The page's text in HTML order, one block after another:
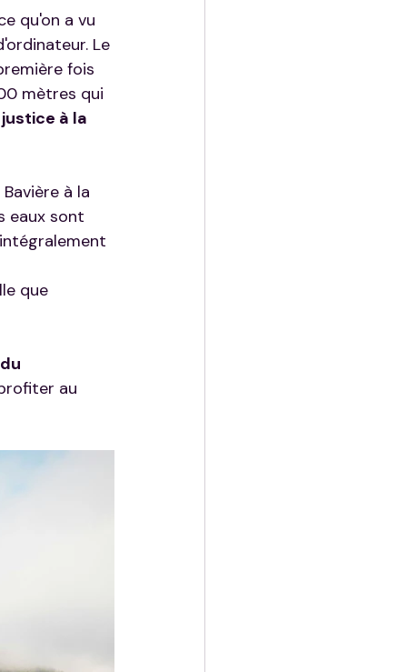
qu'on a vu
Le
fois
mètres qui
à la
à la
eaux sont
que
au